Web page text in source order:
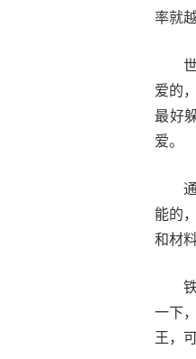
率就
爱的
最好
爱。
能的
和材
一下
王，